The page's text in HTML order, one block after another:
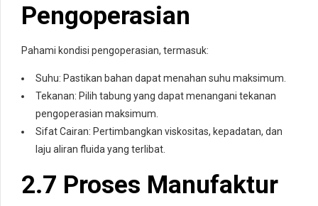
Pengoperasian
Pahami kondisi pengoperasian, termasuk:
Suhu: Pastikan bahan dapat menahan suhu maksimum.
Tekanan: Pilih tabung yang dapat menangani tekanan
pengoperasian maksimum.
Sifat Cairan: Pertimbangkan viskositas, kepadatan, dan
laju aliran fluida yang terlibat.
2.7 Proses Manufaktur